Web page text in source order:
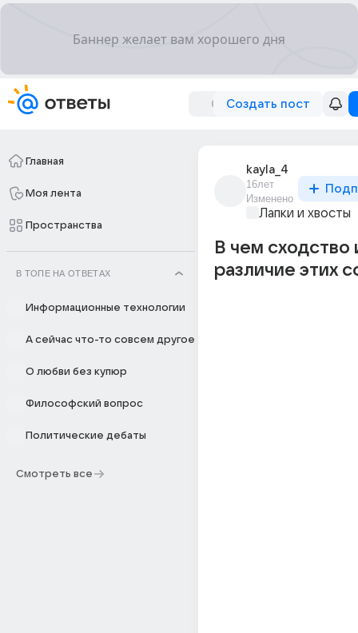
Создать пост
Главная
Моя лента
Пространства
В ТОПЕ НА ОТВЕТАХ
Информационные технологии
А сейчас что-то совсем другое
О любви без купюр
Философский вопрос
Политические дебаты
Смотреть все
kayla_4
16лет
Изменено
Лапки и хвосты
В чем сходство
различие этих